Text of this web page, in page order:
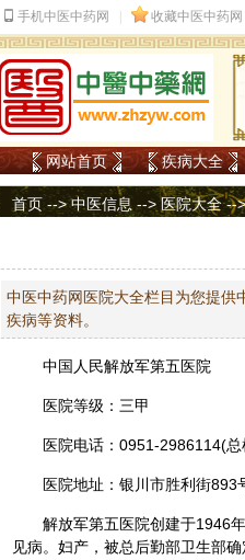
网站首页 疾病大全
首页 -->中医信息 -->医院大全--
中医中药网医院大全栏目为您提供
疾病等资料。
中国人民解放军第五医院
医院等级：三甲
医院电话：0951-2986114(
医院地址：银川市胜利街893
解放军第五医院创建于1946
见病。妇产，被总后勤部卫生部